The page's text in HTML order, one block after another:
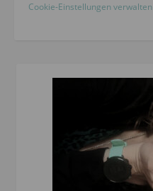
Cookie-Einstellungen verwalten